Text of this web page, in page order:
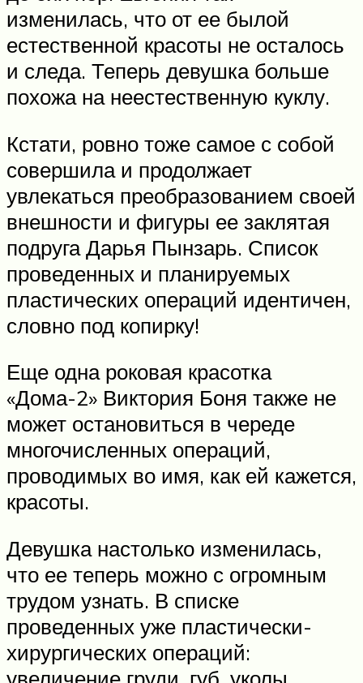
изменилась, что от ее былой
естественной красоты не осталось
и следа. Теперь девушка больше
похожа на неестественную куклу.
Кстати, ровно тоже самое с собой
совершила и продолжает
увлекаться преобразованием своей
внешности и фигуры ее заклятая
подруга Дарья Пынзарь. Список
проведенных и планируемых
пластических операций идентичен,
словно под копирку!
Еще одна роковая красотка
«Дома-2» Виктория Боня также не
может остановиться в череде
многочисленных операций,
проводимых во имя, как ей кажется,
красоты.
Девушка настолько изменилась,
что ее теперь можно с огромным
трудом узнать. В списке
проведенных уже пластически-
хирургических операций: